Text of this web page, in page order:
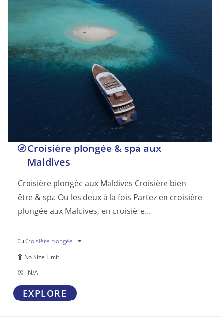
Croisière plongée & spa aux
Maldives
Croisière plongée aux Maldives Croisière bien
être & spa Ou les deux à la fois Partez en croisière
plongée aux Maldives, en croisière…
Croisière plongée
No Size Limit
N/A
EXPLORE